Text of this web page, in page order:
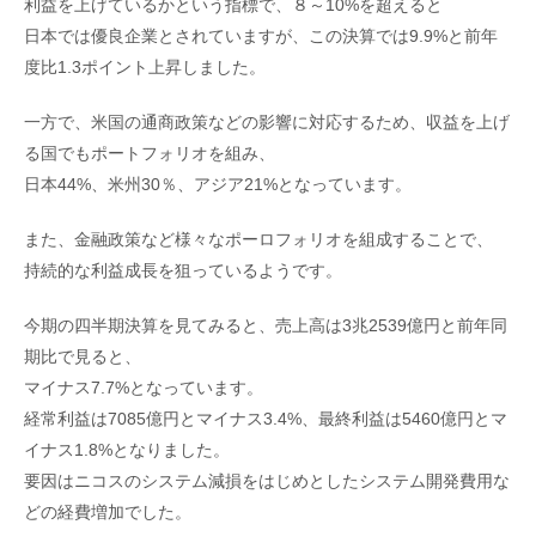
利益を上げているかという指標で、８～10%を超えると
日本では優良企業とされていますが、この決算では9.9%と前年
度比1.3ポイント上昇しました。
一方で、米国の通商政策などの影響に対応するため、収益を上げ
る国でもポートフォリオを組み、
日本44%、米州30％、アジア21%となっています。
また、金融政策など様々なポーロフォリオを組成することで、
持続的な利益成長を狙っているようです。
今期の四半期決算を見てみると、売上高は3兆2539億円と前年同
期比で見ると、
マイナス7.7%となっています。
経常利益は7085億円とマイナス3.4%、最終利益は5460億円とマ
イナス1.8%となりました。
要因はニコスのシステム減損をはじめとしたシステム開発費用な
どの経費増加でした。